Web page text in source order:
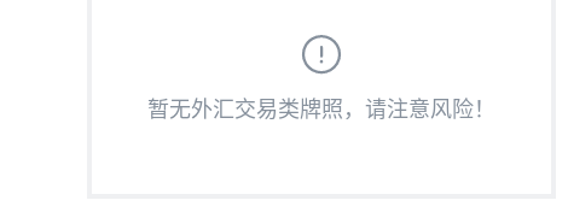
5
7
暂无外汇交易类牌照，请注意风险！